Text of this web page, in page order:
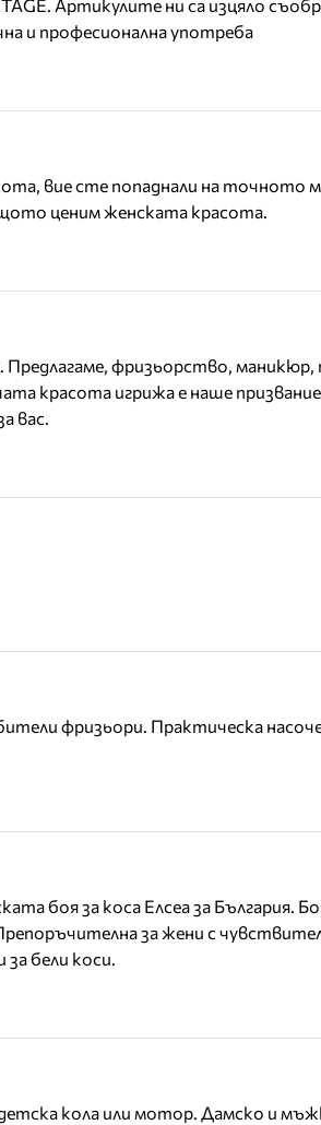
Артикулите ни са изцяло
и професионална употреба
вие сте попаднали на точното
ценим женската красота.
Предлагаме, фризьорство, маникюр,
красота игрижа е наше
вас.
фризьори. Практическа
боя за коса Елсеа за България.
за жени с
за бели коси.
кола или мотор. Дамско и